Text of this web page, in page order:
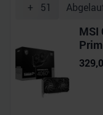
+ 51
MSI